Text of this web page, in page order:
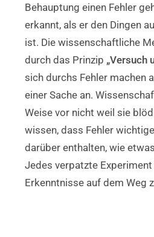
Behauptung einen Fehler
erkannt, als er den Dingen
ist. Die wissenschaftliche
durch das Prinzip „Versuch
sich durchs Fehler machen
einer Sache an.
Weise vor nicht weil sie
wissen, dass Fehler
darüber enthalten, wie
Jedes verpatzte
Erkenntnisse auf dem Weg